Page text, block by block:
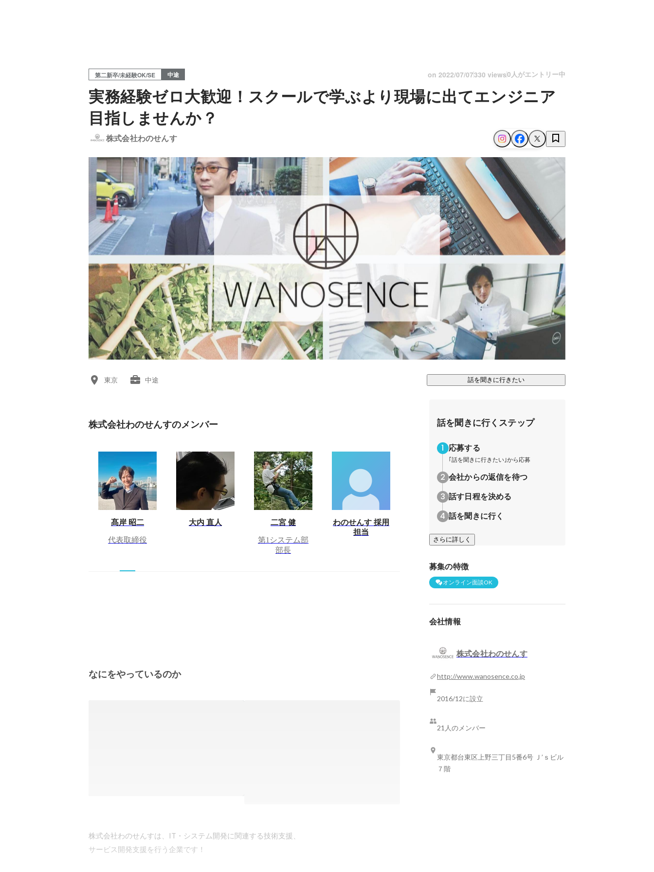
第二新卒/未経験OK/SE 中途 on 2022/07/07330 views0人がエントリー中
実務経験ゼロ大歓迎！スクールで学ぶより現場に出てエンジニア
目指しませんか？
株式会社わのせんす
東京 中途 話を聞きに行きたい
株式会社わのせんすのメンバー
髙岸 昭二
代表取締役
大内 直人 二宮 健
第1システム部
部長
わのせんす 採用
担当
なにをやっているのか
株式会社わのせんすは、IT・システム開発に関連する技術支援、
サービス開発支援を行う企業です！
話を聞きに行くステップ
応募する
｢話を聞きに行きたい｣から応募
会社からの返信を待つ
話す日程を決める
話を聞きに行く
さらに詳しく
募集の特徴
オンライン面談OK
会社情報
株式会社わのせんす
http://www.wanosence.co.jp
2016/12に設立
21人のメンバー
東京都台東区上野三丁目5番6号 Ｊ’ｓビル
７階